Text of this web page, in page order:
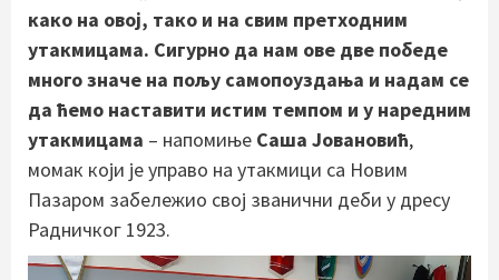
како на овој, тако и на свим претходним
утакмицама. Сигурно да нам ове две победе
много значе на пољу самопоуздања и надам се
да ћемо наставити истим темпом и у наредним
утакмицама – напомиње Саша Јовановић,
момак који је управо на утакмици са Новим
Пазаром забележио свој званични деби у дресу
Радничког 1923.